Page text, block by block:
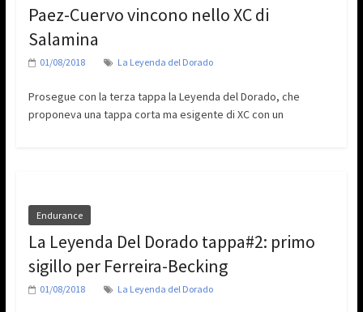
Paez-Cuervo vincono nello XC di
Salamina
01/08/2018 La Leyenda del Dorado
Prosegue con la terza tappa la Leyenda del Dorado, che
proponeva una tappa corta ma esigente di XC con un
Endurance
La Leyenda Del Dorado tappa#2: primo
sigillo per Ferreira-Becking
01/08/2018 La Leyenda del Dorado